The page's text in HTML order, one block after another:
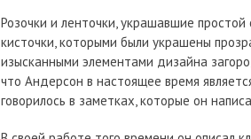
Розочки и ленточки, украшавшие
кисточки, которыми были украшены
изысканными элементами дизайна
что Андерсон в настоящее время
говорилось в заметках, которые он